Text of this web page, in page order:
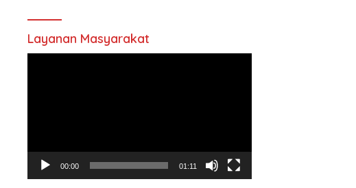
Layanan Masyarakat
00:00 01:11